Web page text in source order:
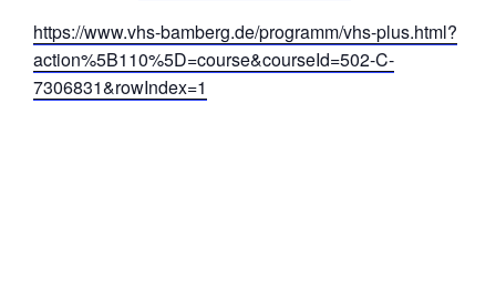
https://www.vhs-bamberg.de/programm/vhs-plus.html?
action%5B110%5D=course&courseId=502-C-
7306831&rowIndex=1